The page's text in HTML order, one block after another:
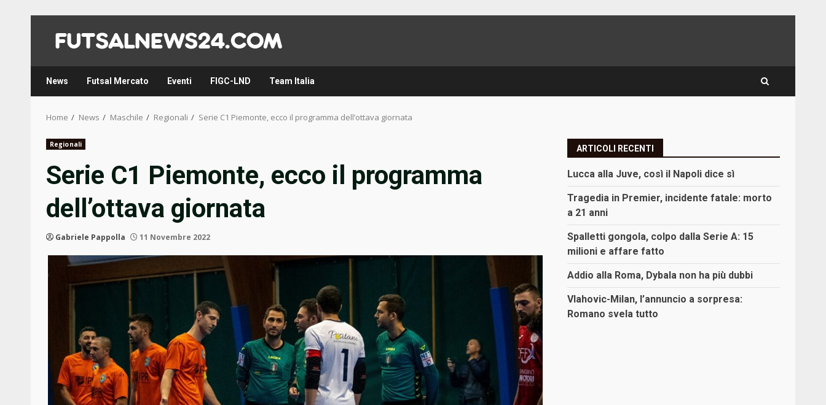
content
News Futsal Mercato Eventi FIGC-LND Team Italia
Home News Maschile Regionali Serie C1 Piemonte, ecco il programma dell’ottava giornata
Regionali
Serie C1 Piemonte, ecco il programma
dell’ottava giornata
Gabriele Pappolla 11 Novembre 2022
ARTICOLI RECENTI
Lucca alla Juve, così il Napoli dice sì
Tragedia in Premier, incidente fatale: morto
a 21 anni
Spalletti gongola, colpo dalla Serie A: 15
milioni e affare fatto
Addio alla Roma, Dybala non ha più dubbi
Vlahovic-Milan, l’annuncio a sorpresa:
Romano svela tutto